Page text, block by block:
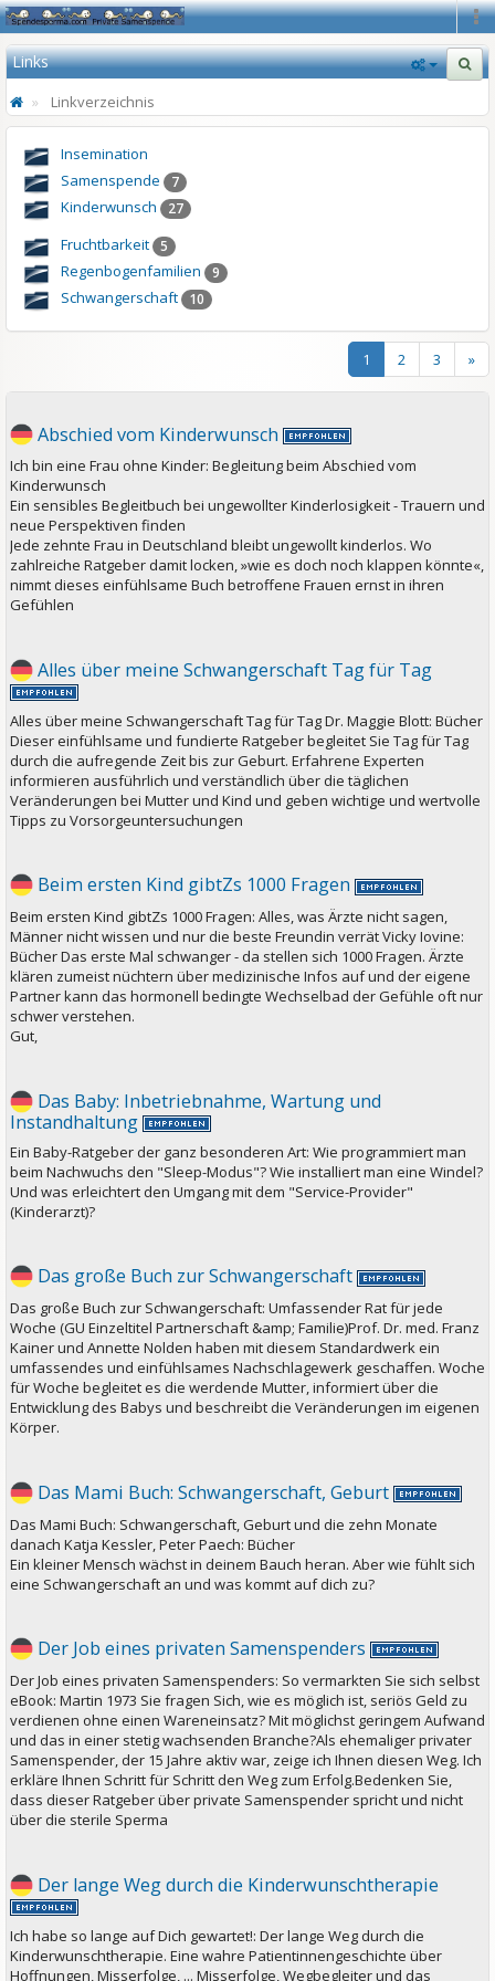
Links
Linkverzeichnis
Insemination
Samenspende
7
Kinderwunsch 27
Fruchtbarkeit 5
Regenbogenfamilien 9
Schwangerschaft 10
1 2 3 »
Abschied vom Kinderwunsch
Ich bin eine Frau ohne Kinder: Begleitung beim Abschied vom
Kinderwunsch
Ein sensibles Begleitbuch bei ungewollter Kinderlosigkeit - Trauern und
neue Perspektiven finden
Jede zehnte Frau in Deutschland bleibt ungewollt kinderlos. Wo
zahlreiche Ratgeber damit locken, »wie es doch noch klappen könnte«,
nimmt dieses einfühlsame Buch betroffene Frauen ernst in ihren
Gefühlen
Alles über meine Schwangerschaft Tag für Tag
Alles über meine Schwangerschaft Tag für Tag Dr. Maggie Blott: Bücher
Dieser einfühlsame und fundierte Ratgeber begleitet Sie Tag für Tag
durch die aufregende Zeit bis zur Geburt. Erfahrene Experten
informieren ausführlich und verständlich über die täglichen
Veränderungen bei Mutter und Kind und geben wichtige und wertvolle
Tipps zu Vorsorgeuntersuchungen
Beim ersten Kind gibtZs 1000 Fragen
Beim ersten Kind gibtZs 1000 Fragen: Alles, was Ärzte nicht sagen,
Männer nicht wissen und nur die beste Freundin verrät Vicky Iovine:
Bücher Das erste Mal schwanger - da stellen sich 1000 Fragen. Ärzte
klären zumeist nüchtern über medizinische Infos auf und der eigene
Partner kann das hormonell bedingte Wechselbad der Gefühle oft nur
schwer verstehen.
Gut,
Das Baby: Inbetriebnahme, Wartung und
Instandhaltung
Ein Baby-Ratgeber der ganz besonderen Art: Wie programmiert man
beim Nachwuchs den "Sleep-Modus"? Wie installiert man eine Windel?
Und was erleichtert den Umgang mit dem "Service-Provider"
(Kinderarzt)?
Das große Buch zur Schwangerschaft
Das große Buch zur Schwangerschaft: Umfassender Rat für jede
Woche (GU Einzeltitel Partnerschaft &amp; Familie)Prof. Dr. med. Franz
Kainer und Annette Nolden haben mit diesem Standardwerk ein
umfassendes und einfühlsames Nachschlagewerk geschaffen. Woche
für Woche begleitet es die werdende Mutter, informiert über die
Entwicklung des Babys und beschreibt die Veränderungen im eigenen
Körper.
Das Mami Buch: Schwangerschaft, Geburt
Das Mami Buch: Schwangerschaft, Geburt und die zehn Monate
danach Katja Kessler, Peter Paech: Bücher
Ein kleiner Mensch wächst in deinem Bauch heran. Aber wie fühlt sich
eine Schwangerschaft an und was kommt auf dich zu?
Der Job eines privaten Samenspenders
Der Job eines privaten Samenspenders: So vermarkten Sie sich selbst
eBook: Martin 1973 Sie fragen Sich, wie es möglich ist, seriös Geld zu
verdienen ohne einen Wareneinsatz? Mit möglichst geringem Aufwand
und das in einer stetig wachsenden Branche?Als ehemaliger privater
Samenspender, der 15 Jahre aktiv war, zeige ich Ihnen diesen Weg. Ich
erkläre Ihnen Schritt für Schritt den Weg zum Erfolg.Bedenken Sie,
dass dieser Ratgeber über private Samenspender spricht und nicht
über die sterile Sperma
Der lange Weg durch die Kinderwunschtherapie
Ich habe so lange auf Dich gewartet!: Der lange Weg durch die
Kinderwunschtherapie. Eine wahre Patientinnengeschichte über
Hoffnungen, Misserfolge, ... Misserfolge, Wegbegleiter und das